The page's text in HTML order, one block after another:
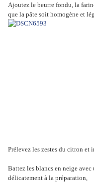
Ajoutez le beurre fondu, la
que la pâte soit homogène et
Prélevez les zestes du citron et
Battez les blancs en neige
délicatement à la préparation,